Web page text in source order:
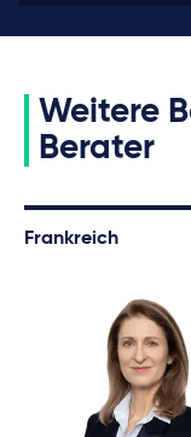
Weitere
Berater
Frankreich